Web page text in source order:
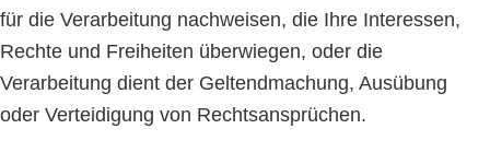
für die Verarbeitung nachweisen, die Ihre Interessen,
Rechte und Freiheiten überwiegen, oder die
Verarbeitung dient der Geltendmachung, Ausübung
oder Verteidigung von Rechtsansprüchen.